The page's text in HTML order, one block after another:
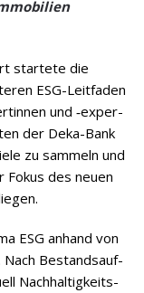
star­tete die
ESG-Leit­fa­den
und ‑exper­
der Deka-Bank
zu sam­meln und
Fokus des neuen
ESG anhand von
Nach Bestands­auf­
Nach­hal­tig­keits­